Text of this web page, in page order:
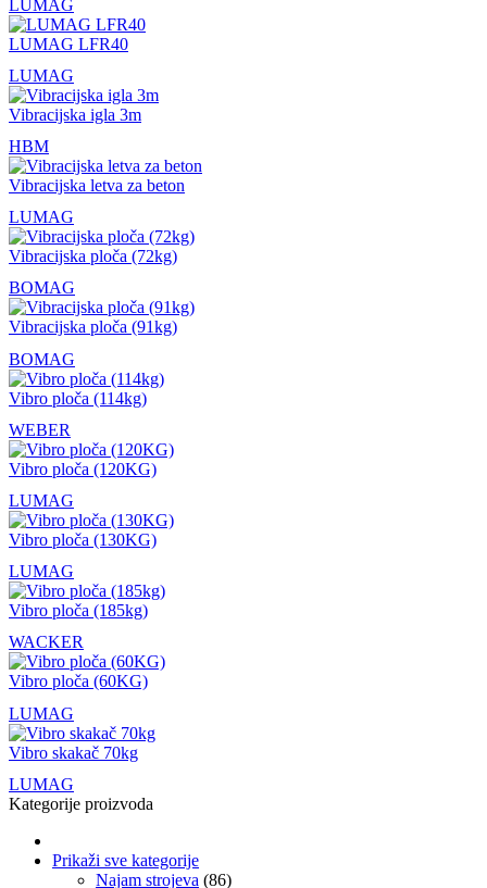
LUMAG
LUMAG LFR40
LUMAG
Vibracijska igla 3m
HBM
Vibracijska letva za beton
LUMAG
Vibracijska ploča (72kg)
BOMAG
Vibracijska ploča (91kg)
BOMAG
Vibro ploča (114kg)
WEBER
Vibro ploča (120KG)
LUMAG
Vibro ploča (130KG)
LUMAG
Vibro ploča (185kg)
WACKER
Vibro ploča (60KG)
LUMAG
Vibro skakač 70kg
LUMAG
Kategorije proizvoda
Prikaži sve kategorije
Najam strojeva (86)